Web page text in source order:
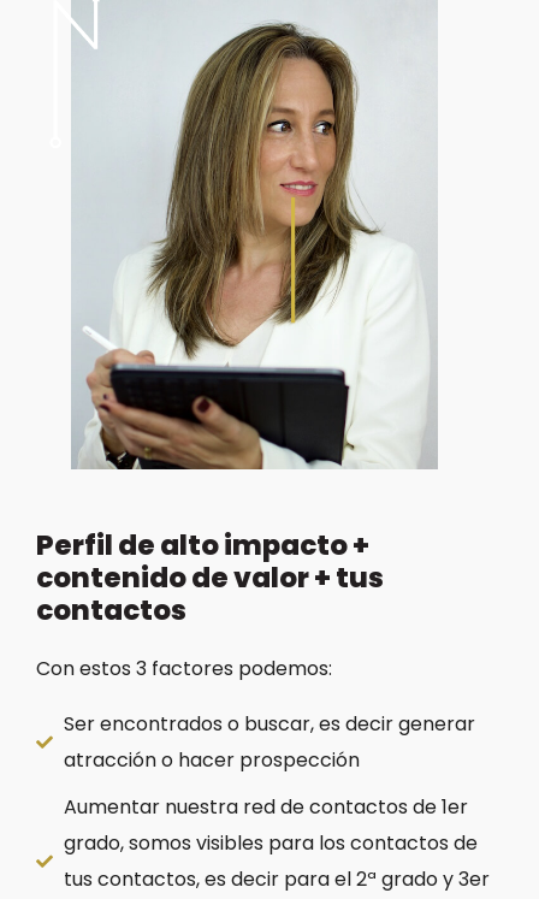
Perfil de alto impacto +
contenido de valor + tus
contactos
Con estos 3 factores podemos:
Ser encontrados o buscar, es decir generar
atracción o hacer prospección
Aumentar nuestra red de contactos de 1er
grado, somos visibles para los contactos de
tus contactos, es decir para el 2ª grado y 3er